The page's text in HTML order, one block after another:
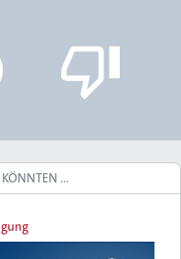
KÖNNTEN …